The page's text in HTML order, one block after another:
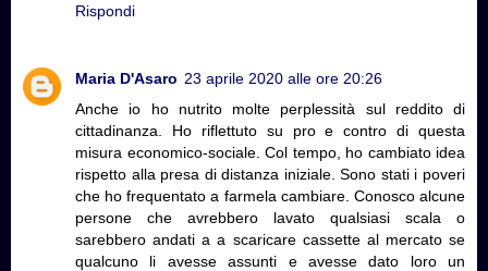
Rispondi
Maria D'Asaro 23 aprile 2020 alle ore 20:26
Anche io ho nutrito molte perplessità sul reddito di
cittadinanza. Ho riflettuto su pro e contro di questa
misura economico-sociale. Col tempo, ho cambiato idea
rispetto alla presa di distanza iniziale. Sono stati i poveri
che ho frequentato a farmela cambiare. Conosco alcune
persone che avrebbero lavato qualsiasi scala o
sarebbero andati a a scaricare cassette al mercato se
qualcuno li avesse assunti e avesse dato loro un